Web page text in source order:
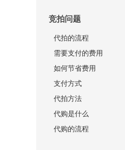
竞拍问题
代拍的流程
需要支付的费用
如何节省费用
支付方式
代拍方法
代购是什么
代购的流程